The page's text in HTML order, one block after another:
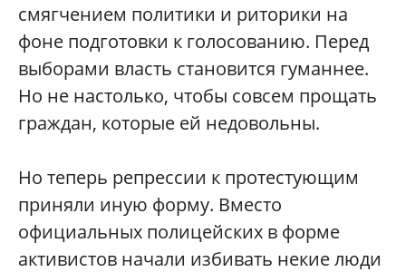
смягчением политики и риторики на
фоне подготовки к голосованию. Перед
выборами власть становится гуманнее.
Но не настолько, чтобы совсем прощать
граждан, которые ей недовольны.
Но теперь репрессии к протестующим
приняли иную форму. Вместо
официальных полицейских в форме
активистов начали избивать некие люди